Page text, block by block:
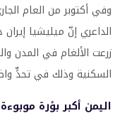
وفي أكتوبر من العام
الداعري إنّ ميليشيا
زرعت الألغام في المدن
السكنية وذلك في تحدٍّ
اليمن أكبر بؤرة موبوءة